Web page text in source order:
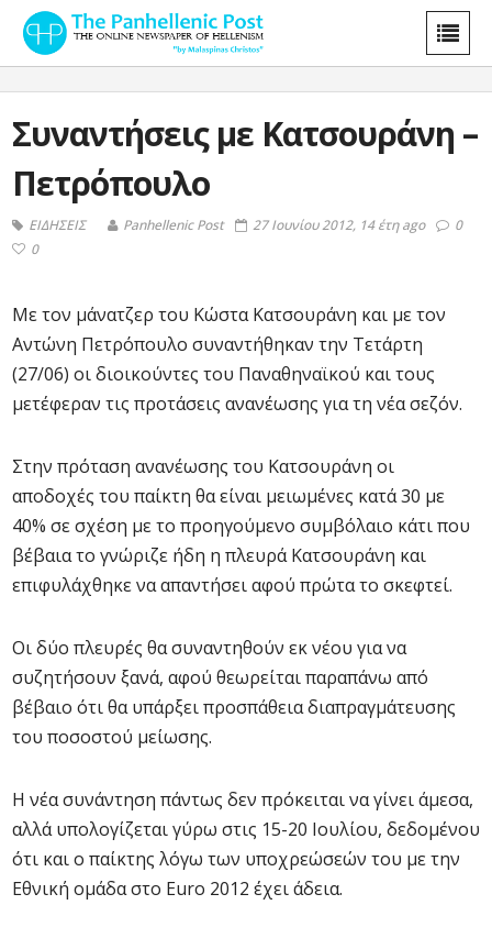
Συναντήσεις με Κατσουράνη –
Πετρόπουλο
ΕΙΔΗΣΕΙΣ Panhellenic Post 27 Ιουνίου 2012, 14 έτη ago
0
0
Με τον μάνατζερ του Κώστα Κατσουράνη και με τον
Αντώνη Πετρόπουλο συναντήθηκαν την Τετάρτη
(27/06) οι διοικούντες του Παναθηναϊκού και τους
μετέφεραν τις προτάσεις ανανέωσης για τη νέα σεζόν.
Στην πρόταση ανανέωσης του Κατσουράνη οι
αποδοχές του παίκτη θα είναι μειωμένες κατά 30 με
40% σε σχέση με το προηγούμενο συμβόλαιο κάτι που
βέβαια το γνώριζε ήδη η πλευρά Κατσουράνη και
επιφυλάχθηκε να απαντήσει αφού πρώτα το σκεφτεί.
Οι δύο πλευρές θα συναντηθούν εκ νέου για να
συζητήσουν ξανά, αφού θεωρείται παραπάνω από
βέβαιο ότι θα υπάρξει προσπάθεια διαπραγμάτευσης
του ποσοστού μείωσης.
Η νέα συνάντηση πάντως δεν πρόκειται να γίνει άμεσα,
αλλά υπολογίζεται γύρω στις 15-20 Ιουλίου, δεδομένου
ότι και ο παίκτης λόγω των υποχρεώσεών του με την
Εθνική ομάδα στο Euro 2012 έχει άδεια.